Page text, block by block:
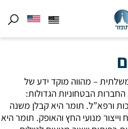
– מהווה מוקד ידע של
הבטחוניות הגדולות:
ורפא”ל. תומר היא קבלן משנה
וייצור מנועי החץ והאופק. תומר היא